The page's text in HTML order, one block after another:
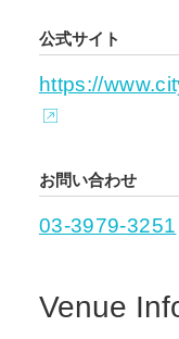
公式サイト
https://
お問い合わせ
03-3979-3251
Venue